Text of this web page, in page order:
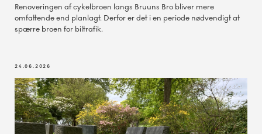
Renoveringen af cykelbroen langs Bruuns Bro bliver mere
omfattende end planlagt. Derfor er det i en periode nødvendigt at
spærre broen for biltrafik.
24.06.2026